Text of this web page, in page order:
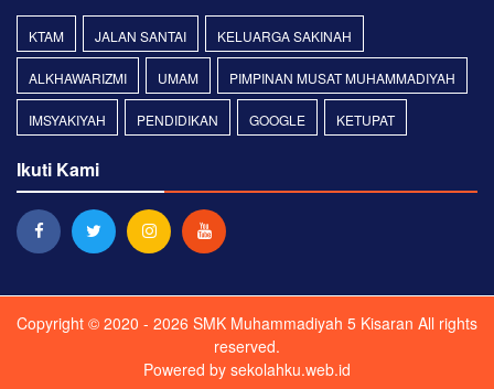
KTAM JALAN SANTAI KELUARGA SAKINAH
ALKHAWARIZMI UMAM PIMPINAN MUSAT MUHAMMADIYAH
IMSYAKIYAH PENDIDIKAN GOOGLE KETUPAT
Ikuti Kami
Copyright © 2020 - 2026 SMK Muhammadiyah 5 Kisaran All rights
reserved.
Powered by sekolahku.web.id